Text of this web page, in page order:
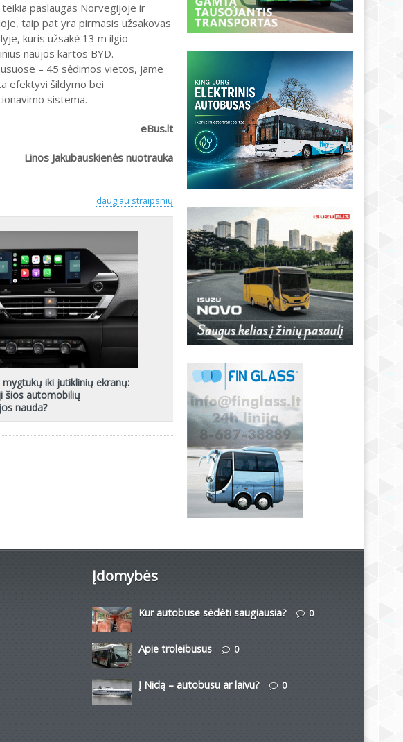
teikia paslaugas Norvegijoje ir
taip pat yra pirmasis užsakovas
kuris užsakė 13 m ilgio
naujos kartos BYD.
– 45 sėdimos vietos, jame
efektyvi šildymo bei
sistema.
eBus.lt
Linos Jakubauskienės nuotrauka
daugiau straipsnių
iki jutiklinių ekranų:
šios automobilių
nauda?
Įdomybės
Kur autobuse sėdėti saugiausia? 0
Apie troleibusus 0
Į Nidą – autobusu ar laivu? 0